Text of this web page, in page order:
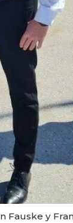
Fauske y